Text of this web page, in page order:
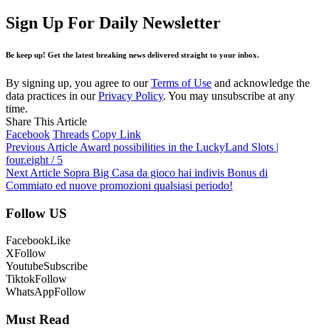
Sign Up For Daily Newsletter
Be keep up! Get the latest breaking news delivered straight to your inbox.
By signing up, you agree to ourTerms of Use and acknowledge the
data practices in ourPrivacy Policy. You may unsubscribe at any
time.
Share This Article
Facebook Threads Copy Link
Previous Article Award possibilities in the LuckyLand Slots |
four.eight / 5
Next Article Sopra Big Casa da gioco hai indivis Bonus di
Commiato ed nuove promozioni qualsiasi periodo!
Follow US
FacebookLike
XFollow
YoutubeSubscribe
TiktokFollow
WhatsAppFollow
Must Read